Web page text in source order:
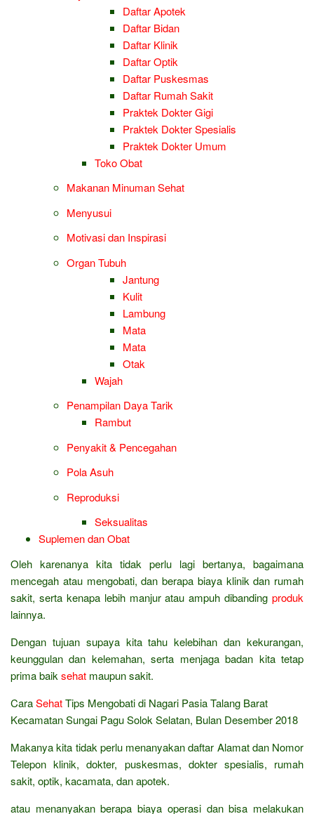
Daftar Apotek
Daftar Bidan
Daftar Klinik
Daftar Optik
Daftar Puskesmas
Daftar Rumah Sakit
Praktek Dokter Gigi
Praktek Dokter Spesialis
Praktek Dokter Umum
Toko Obat
Makanan Minuman Sehat
Menyusui
Motivasi dan Inspirasi
Organ Tubuh
Jantung
Kulit
Lambung
Mata
Mata
Otak
Wajah
Penampilan Daya Tarik
Rambut
Penyakit & Pencegahan
Pola Asuh
Reproduksi
Seksualitas
Suplemen dan Obat
Oleh karenanya kita tidak perlu lagi bertanya, bagaimana
mencegah atau mengobati, dan berapa biaya klinik dan rumah
sakit, serta kenapa lebih manjur atau ampuh dibanding produk
lainnya.
Dengan tujuan supaya kita tahu kelebihan dan kekurangan,
keunggulan dan kelemahan, serta menjaga badan kita tetap
prima baik sehat maupun sakit.
CaraSehatTips Mengobati di Nagari Pasia Talang Barat
Kecamatan Sungai Pagu Solok Selatan, Bulan Desember 2018
Makanya kita tidak perlu menanyakan daftar Alamat dan Nomor
Telepon klinik, dokter, puskesmas, dokter spesialis, rumah
sakit, optik, kacamata, dan apotek.
atau menanyakan berapa biaya operasi dan bisa melakukan